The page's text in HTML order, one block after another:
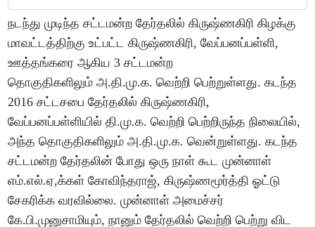
நடந்து முடிந்த சட்டமன்ற தேர்தலில் கிருஷ்ணகிரி கிழக்கு
மாவட்டத்திற்கு உட்பட்ட கிருஷ்ணகிரி, வேப்பனப்பள்ளி,
ஊத்தங்கரை ஆகிய 3 சட்டமன்ற
தொகுதிகளிலும் அ.தி.மு.க. வெற்றி பெற்றுள்ளது. கடந்த
2016 சட்டசபை தேர்தலில் கிருஷ்ணகிரி,
வேப்பனப்பள்ளியில் தி.மு.க. வெற்றி பெற்றிருந்த நிலையில்,
அந்த தொகுதிகளிலும் அ.தி.மு.க. வென்றுள்ளது. கடந்த
சட்டமன்ற தேர்தலின் போது ஒரு நாள் கூட முன்னாள்
எம்.எல்.ஏ,க்கள் கோவிந்தராஜ், கிருஷ்ணமூர்த்தி ஓட்டு
சேகரிக்க வரவில்லை. முன்னாள் அமைச்சர்
கே.பி.முனுசாமியும், நானும் தேர்தலில் வெற்றி பெற்று விட